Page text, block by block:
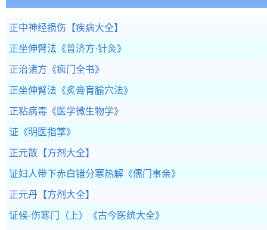
正中神经损伤 【疾病大全】
正坐伸臂法 《普济方·针灸》
正治诸方 《疯门全书》
正坐伸臂法 《炙膏肓腧穴法》
正粘病毒 《医学微生物学》
证 《明医指掌》
正元散 【方剂大全】
证妇人带下赤白错分寒热解 《儒门事亲》
正元丹 【方剂大全】
证候-伤寒门（上） 《古今医统大全》